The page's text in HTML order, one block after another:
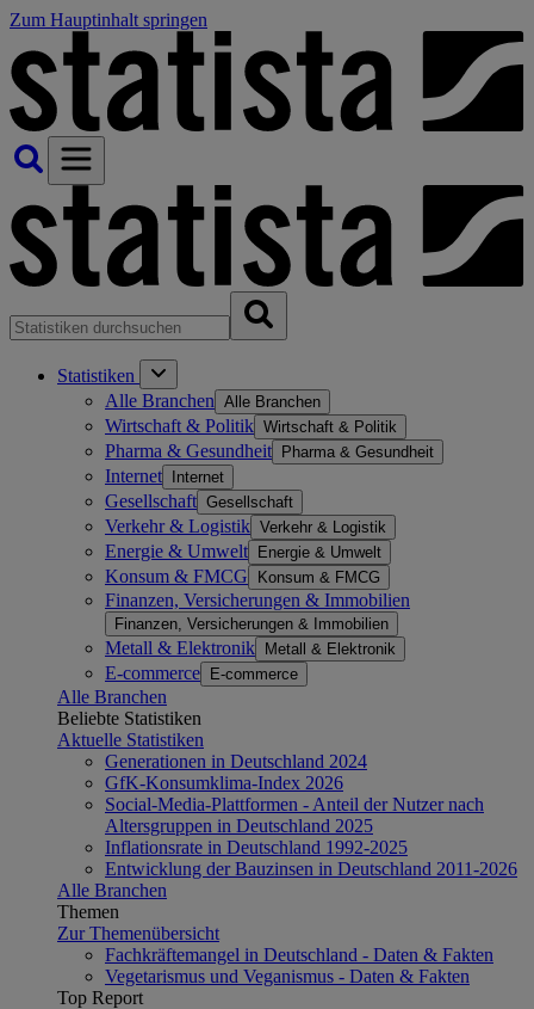
Zum Hauptinhalt springen
Statistiken
Alle Branchen Alle Branchen
Wirtschaft & Politik Wirtschaft & Politik
Pharma & Gesundheit Pharma & Gesundheit
Internet Internet
Gesellschaft Gesellschaft
Verkehr & Logistik Verkehr & Logistik
Energie & Umwelt Energie & Umwelt
Konsum & FMCG Konsum & FMCG
Finanzen, Versicherungen & Immobilien
Finanzen, Versicherungen & Immobilien
Metall & Elektronik Metall & Elektronik
E-commerce E-commerce
Alle Branchen
Beliebte Statistiken
Aktuelle Statistiken
Generationen in Deutschland 2024
GfK-Konsumklima-Index 2026
Social-Media-Plattformen - Anteil der Nutzer nach
Altersgruppen in Deutschland 2025
Inflationsrate in Deutschland 1992-2025
Entwicklung der Bauzinsen in Deutschland 2011-2026
Alle Branchen
Themen
Zur Themenübersicht
Fachkräftemangel in Deutschland - Daten & Fakten
Vegetarismus und Veganismus - Daten & Fakten
Top Report